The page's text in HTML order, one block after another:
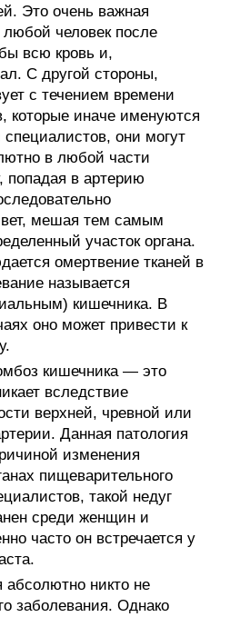
Это очень важная
человек после
всю кровь и,
С другой стороны,
с течением времени
которые иначе именуются
они могут
в любой части
попадая в артерию
мешая тем самым
участок органа.
омертвение тканей в
называется
кишечника. В
оно может привести к
кишечника — это
вследствие
верхней, чревной или
Данная патология
изменения
пищеварительного
такой недуг
среди женщин и
часто он встречается у
никто не
заболевания. Однако